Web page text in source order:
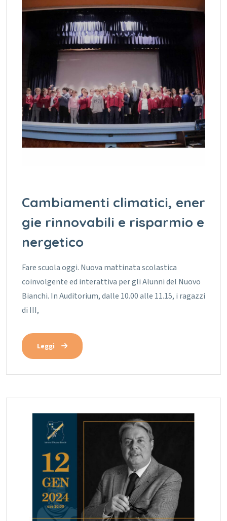
Cambiamenti climatici, ener
gie rinnovabili e risparmio e
nergetico
Fare scuola oggi. Nuova mattinata scolastica
coinvolgente ed interattiva per gli Alunni del Nuovo
Bianchi. In Auditorium, dalle 10.00 alle 11.15, i ragazzi
di III,
Leggi